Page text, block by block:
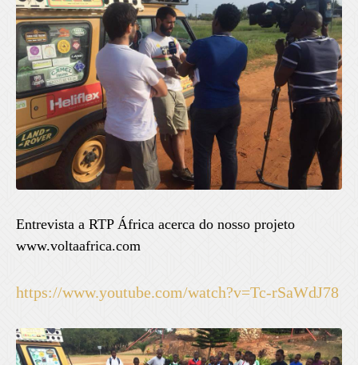
Entrevista a RTP África acerca do nosso projeto
www.voltaafrica.com
https://www.youtube.com/watch?v=Tc-rSaWdJ78